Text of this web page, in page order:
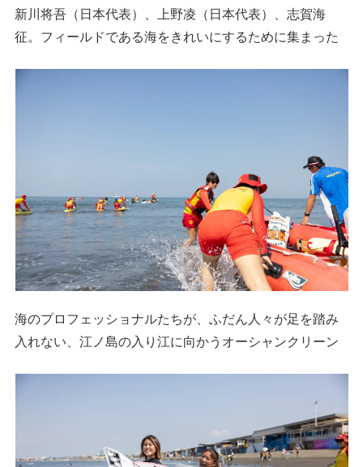
新川将吾（日本代表）、上野凌（日本代表）、志賀海
征。フィールドである海をきれいにするために集まった
海のプロフェッショナルたちが、ふだん人々が足を踏み
入れない、江ノ島の入り江に向かうオーシャンクリーン